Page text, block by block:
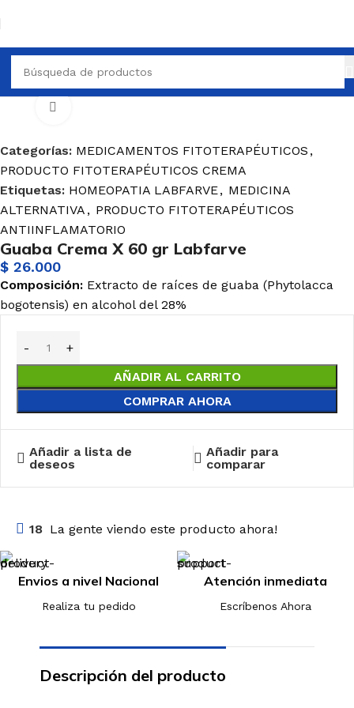
PRODUCTO FITOTERAPÉUTICOS CREMA
Categorías: MEDICAMENTOS FITOTERAPÉUTICOS ,
PRODUCTO FITOTERAPÉUTICOS CREMA
Etiquetas: HOMEOPATIA LABFARVE, MEDICINA
ALTERNATIVA , PRODUCTO FITOTERAPÉUTICOS
ANTIINFLAMATORIO
Guaba Crema X 60 gr Labfarve
$ 26.000
Composición: Extracto de raíces de guaba (Phytolacca
bogotensis) en alcohol del 28%
AÑADIR AL CARRITO
COMPRAR AHORA
Añadir a lista de
deseos
Añadir para
comparar
18 La gente viendo este producto ahora!
Envios a nivel Nacional
Realiza tu pedido
Atención inmediata
Escríbenos Ahora
Descripción del producto